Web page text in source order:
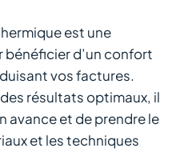
истории
в Cat
est une
d’un confort
vos factures.
résultats optimaux, il
avance et de prendre le
et les techniques